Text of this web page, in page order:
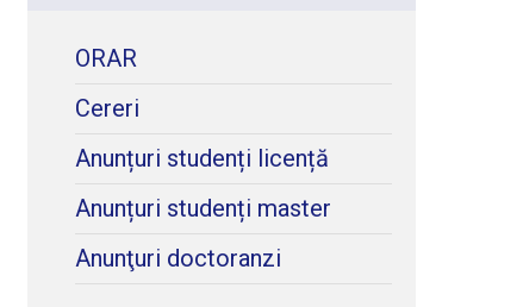
ORAR
Cereri
Anunțuri studenți licență
Anunțuri studenți master
Anunţuri doctoranzi